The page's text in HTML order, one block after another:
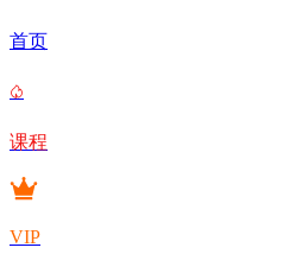
首页

课程
VIP